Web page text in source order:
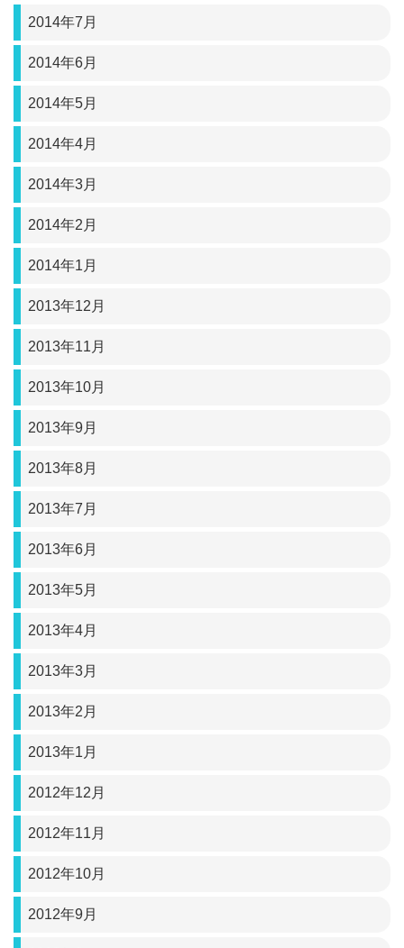
2014年7月
2014年6月
2014年5月
2014年4月
2014年3月
2014年2月
2014年1月
2013年12月
2013年11月
2013年10月
2013年9月
2013年8月
2013年7月
2013年6月
2013年5月
2013年4月
2013年3月
2013年2月
2013年1月
2012年12月
2012年11月
2012年10月
2012年9月